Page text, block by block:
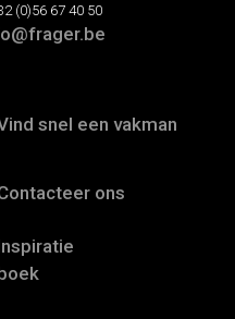
(0)56 67 40 50
snel een vakman
ons